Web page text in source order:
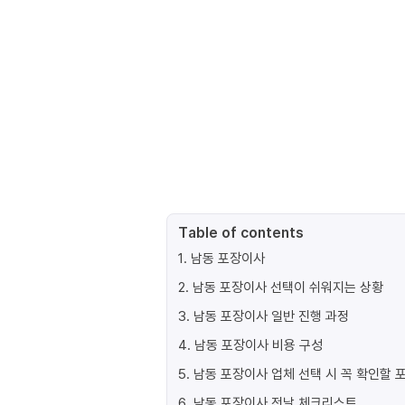
Table of contents
1. 남동 포장이사
2. 남동 포장이사 선택이 쉬워지는 상황
3. 남동 포장이사 일반 진행 과정
4. 남동 포장이사 비용 구성
5. 남동 포장이사 업체 선택 시 꼭 확인할